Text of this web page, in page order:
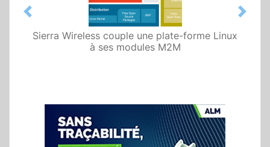
Sierra Wireless couple une plate-forme Linux
à ses modules M2M
Previous Next